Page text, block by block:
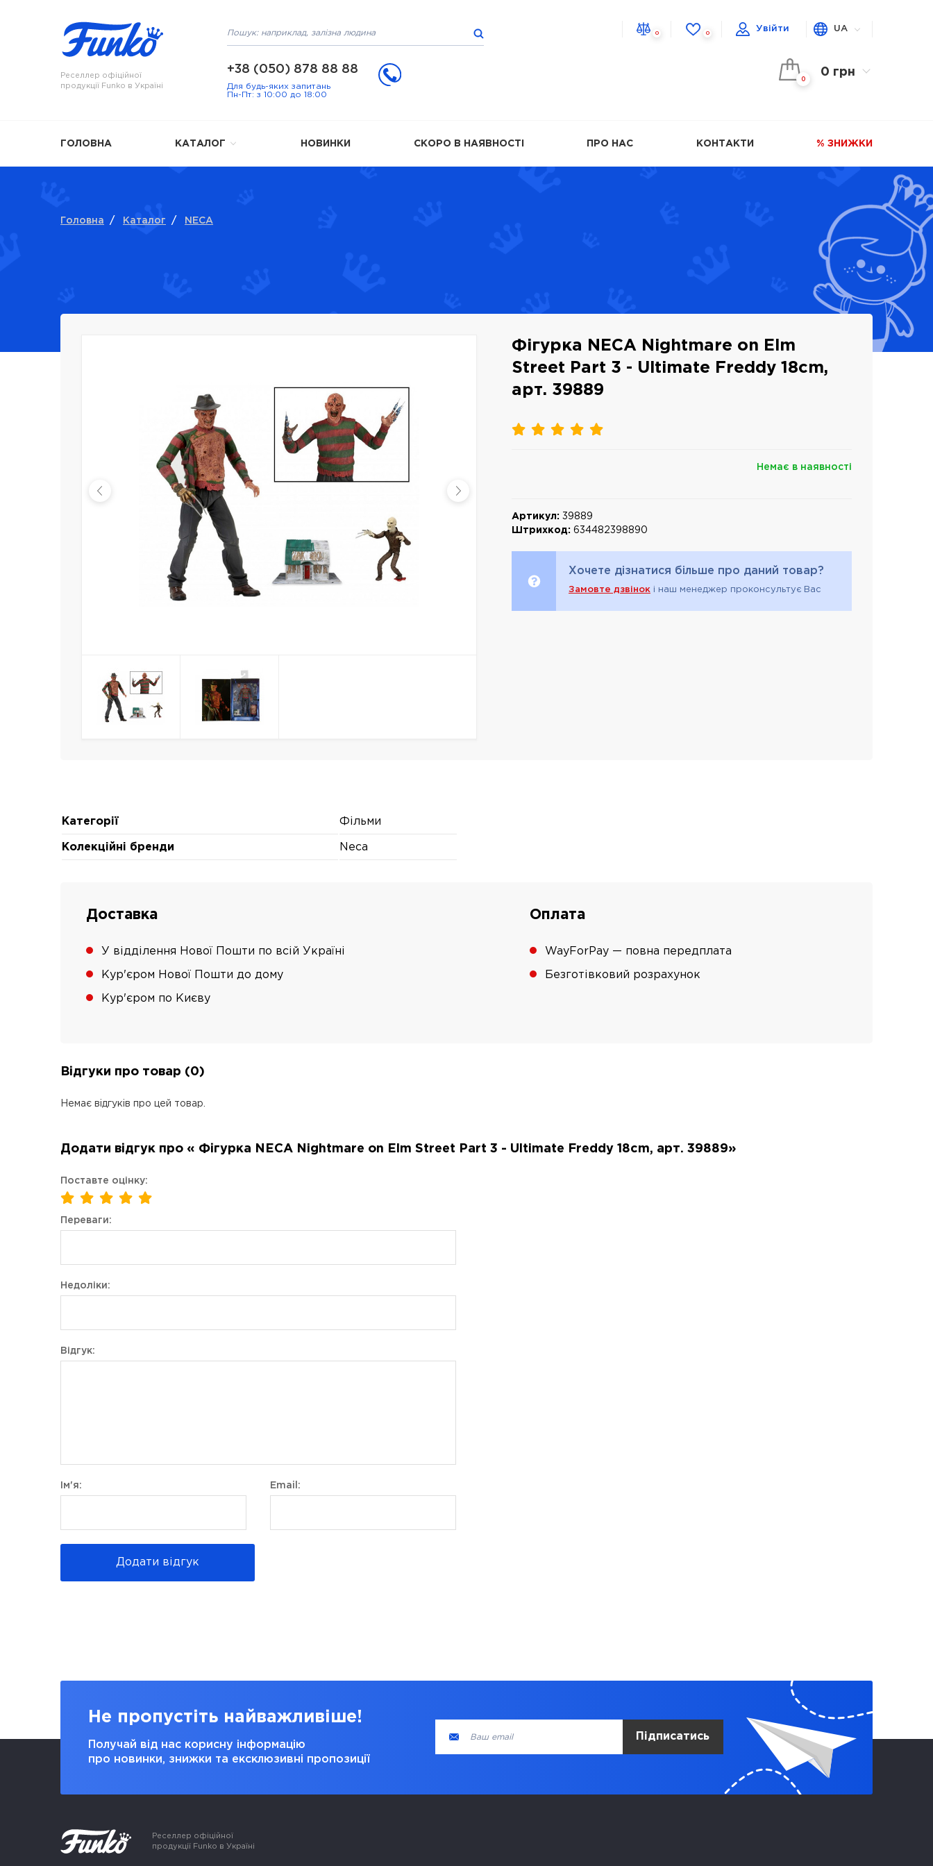
Реселлер офіційної
продукції Funko в Україні
+38 (050) 878 88 88
Для будь-яких запитань
Пн-Пт: з 10:00 до 18:00
0 0
Увійти UA
0
0 грн
ГОЛОВНА КАТАЛОГ НОВИНКИ СКОРО В НАЯВНОСТІ ПРО НАС КОНТАКТИ % ЗНИЖКИ
Головна / Каталог / NECA
Фігурка NECA Nightmare on Elm
Street Part 3 - Ultimate Freddy 18cm,
арт. 39889
Немає в наявності
Артикул: 39889
Штрихкод: 634482398890
Хочете дізнатися більше про даний товар?
Замовте дзвінок і наш менеджер проконсультує Вас
Категорії Фільми
Колекційні бренди Neca
Доставка
У відділення Нової Пошти по всій Україні
Кур'єром Нової Пошти до дому
Кур'єром по Києву
Оплата
WayForPay — повна передплата
Безготівковий розрахунок
Відгуки про товар (0)
Немає відгуків про цей товар.
Додати відгук про « Фігурка NECA Nightmare on Elm Street Part 3 - Ultimate Freddy 18cm, арт. 39889»
Поставте оцінку:
Переваги:
Недоліки:
Відгук:
Ім'я: Email:
Додати відгук
Не пропустіть найважливіше!
Получай від нас корисну інформацію
про новинки, знижки та ексклюзивні пропозиції
Підписатись
Реселлер офіційної
продукції Funko в Україні